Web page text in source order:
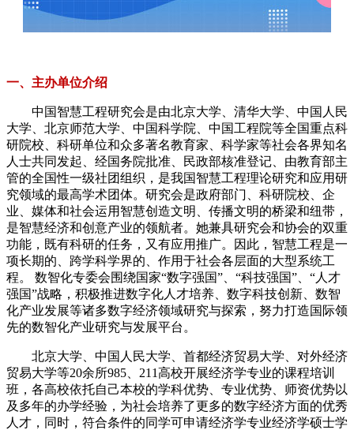
一、主办单位介绍
中国智慧工程研究会是由北京大学、清华大学、中国人民
大学、北京师范大学、中国科学院、中国工程院等全国重点科
研院校、科研单位和众多著名教育家、科学家等社会各界知名
人士共同发起、经国务院批准、民政部核准登记、由教育部主
管的全国性一级社团组织，是我国智慧工程理论研究和应用研
究领域的最高学术团体。研究会是政府部门、科研院校、企
业、媒体和社会运用智慧创造文明、传播文明的桥梁和纽带，
是智慧经济和创意产业的领航者。她兼具研究会和协会的双重
功能，既有科研的任务，又有应用推广。因此，智慧工程是一
项长期的、跨学科学界的、作用于社会各层面的大型系统工
程。 数智化专委会围绕国家“数字强国”、“科技强国”、“人才
强国”战略，积极推进数字化人才培养、数字科技创新、数智
化产业发展等诸多数字经济领域研究与探索，努力打造国际领
先的数智化产业研究与发展平台。
北京大学、中国人民大学、首都经济贸易大学、对外经济
贸易大学等20余所985、211高校开展经济学专业的课程培训
班，各高校依托自己本校的学科优势、专业优势、师资优势以
及多年的办学经验，为社会培养了更多的数字经济方面的优秀
人才，同时，符合条件的同学可申请经济学专业经济学硕士学